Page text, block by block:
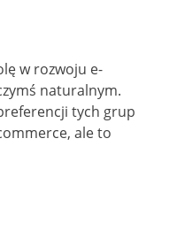
w rozwoju e-
naturalnym.
tych grup
ale to